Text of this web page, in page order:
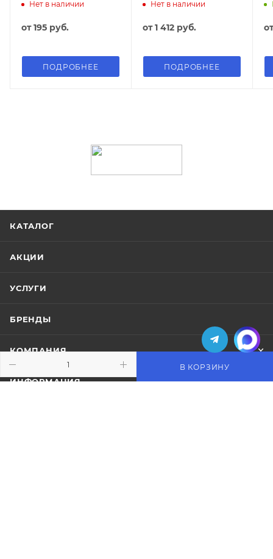
В КОРЗИНУ
Нет в наличии
от195 руб.
ПОДРОБНЕЕ
Нет в наличии
от1 412 руб.
ПОДРОБНЕЕ
КАТАЛОГ
АКЦИИ
УСЛУГИ
БРЕНДЫ
КОМПАНИЯ
ИНФОРМАЦИЯ